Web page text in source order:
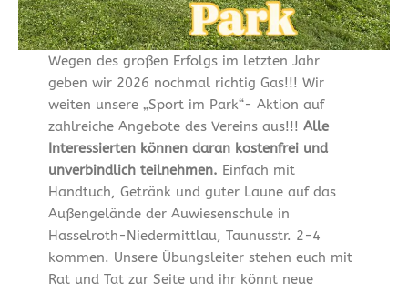
Wegen des großen Erfolgs im letzten Jahr
geben wir 2026 nochmal richtig Gas!!! Wir
weiten unsere „Sport im Park“- Aktion auf
zahlreiche Angebote des Vereins aus!!! Alle
Interessierten können daran kostenfrei und
unverbindlich teilnehmen. Einfach mit
Handtuch, Getränk und guter Laune auf das
Außengelände der Auwiesenschule in
Hasselroth-Niedermittlau, Taunusstr. 2-4
kommen. Unsere Übungsleiter stehen euch mit
Rat und Tat zur Seite und ihr könnt neue